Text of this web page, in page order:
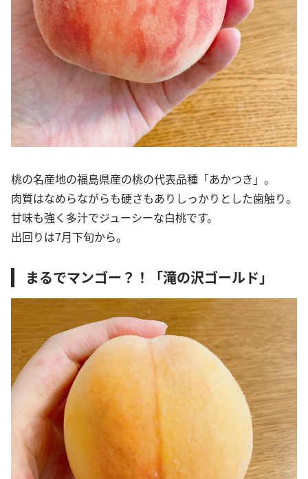
桃の名産地の福島県産の桃の代表品種「あかつき」。
肉質はなめらながらも硬さもありしっかりとした歯触り。
甘味も強く多汁でジューシーな白桃です。
出回りは7月下旬から。
まるでマンゴー？！「滝の沢ゴールド」